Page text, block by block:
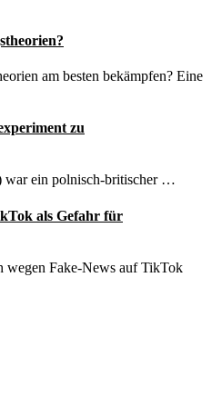
am besten bekämpfen? Eine
zu
war ein polnisch-britischer …
als Gefahr für
wegen Fake-News auf TikTok